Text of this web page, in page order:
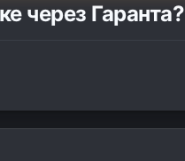
через Гаранта?